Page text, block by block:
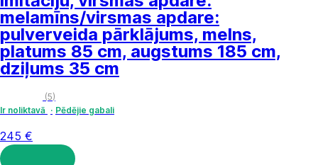
melamīns/virsmas apdare:
pulverveida pārklājums, melns,
platums 85 cm, augstums 185 cm,
dziļums 35 cm
(5)
Ir noliktavā
Pēdējie gabali
245 €